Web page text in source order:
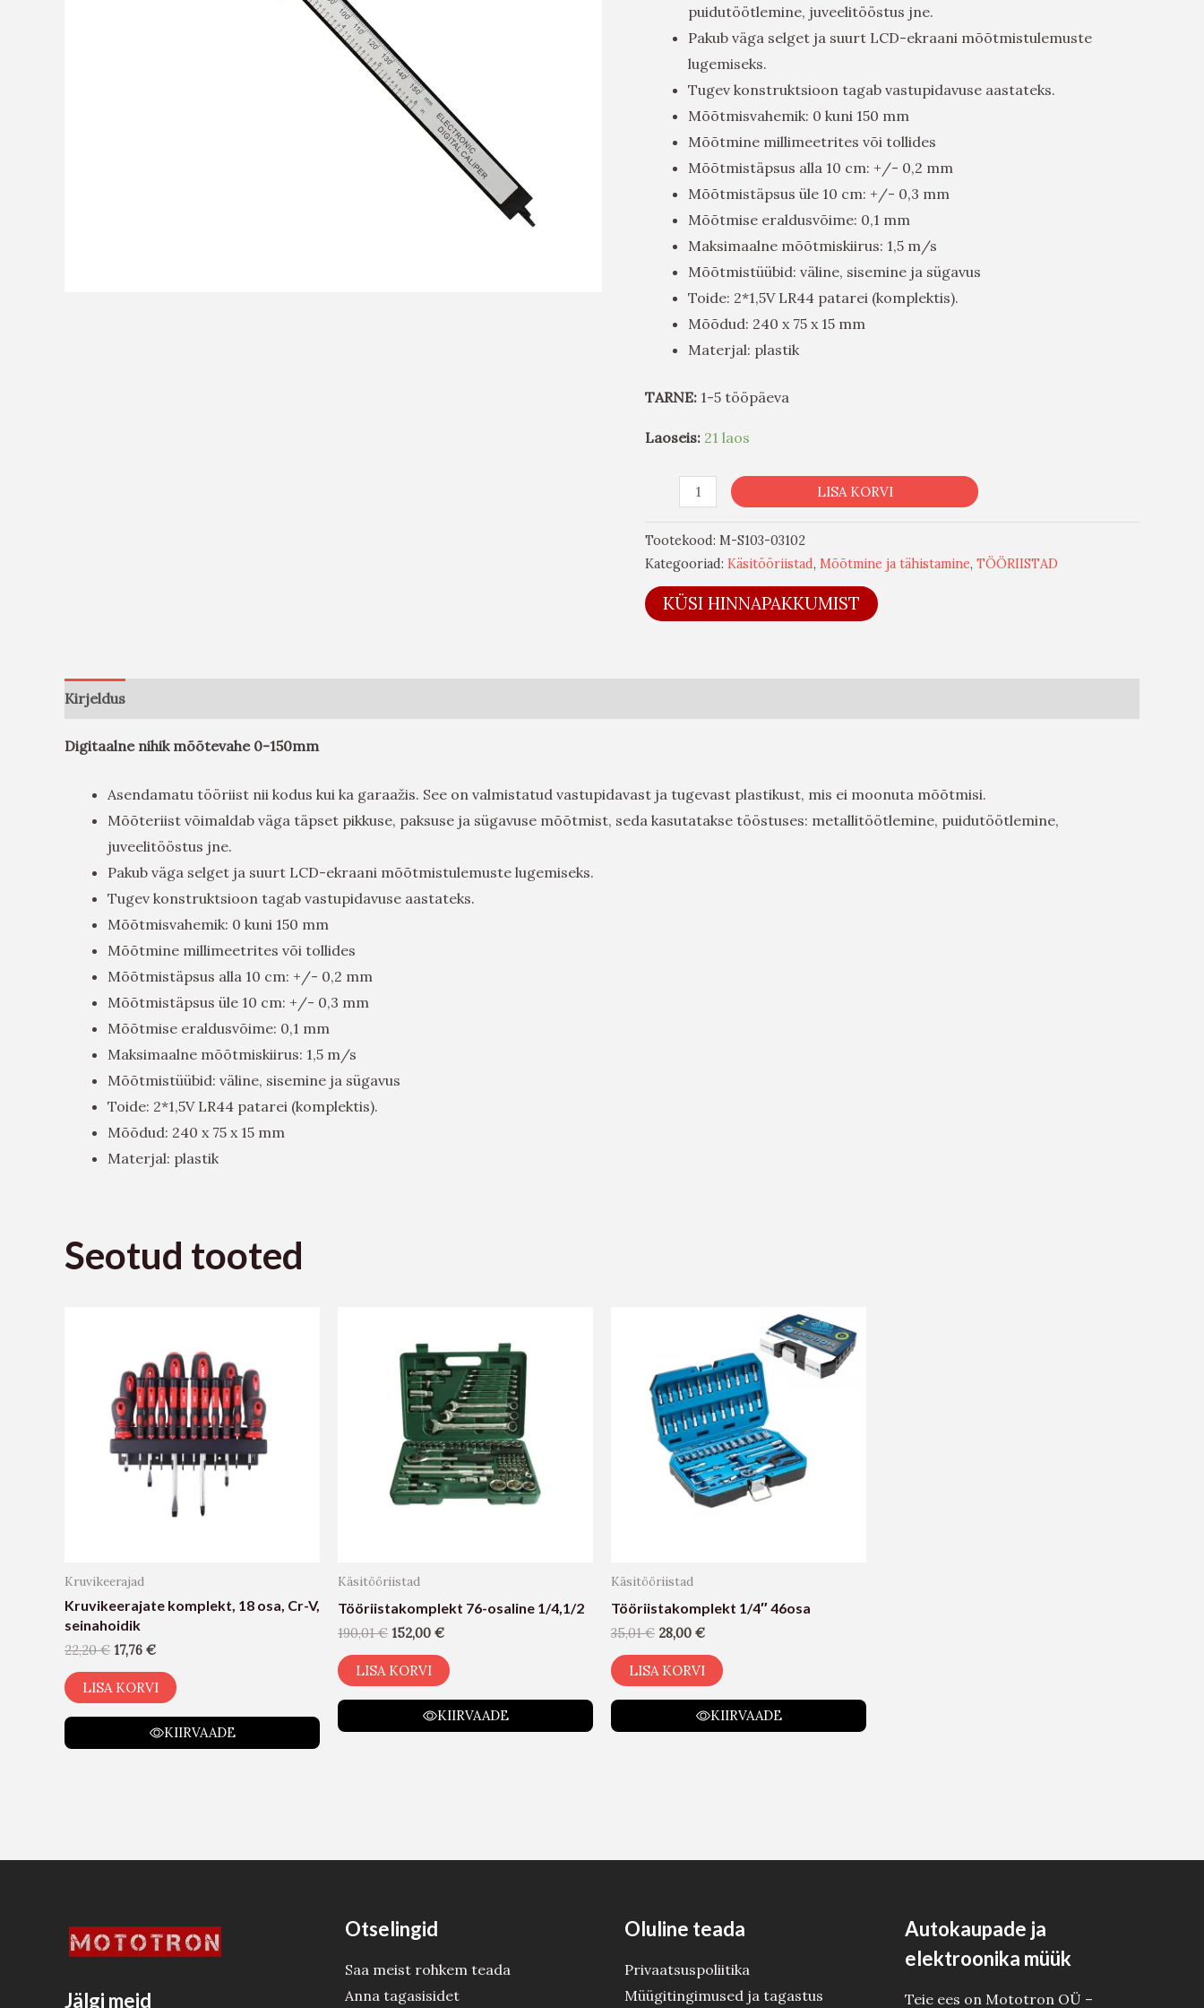
puidutöötlemine, juveelitööstus jne.
Pakub väga selget ja suurt LCD-ekraani mõõtmistulemuste
lugemiseks.
Tugev konstruktsioon tagab vastupidavuse aastateks.
Mõõtmisvahemik: 0 kuni 150 mm
Mõõtmine millimeetrites või tollides
Mõõtmistäpsus alla 10 cm: +/- 0,2 mm
Mõõtmistäpsus üle 10 cm: +/- 0,3 mm
Mõõtmise eraldusvõime: 0,1 mm
Maksimaalne mõõtmiskiirus: 1,5 m/s
Mõõtmistüübid: väline, sisemine ja sügavus
Toide: 2*1,5V LR44 patarei (komplektis).
Mõõdud: 240 x 75 x 15 mm
Materjal: plastik
TARNE: 1-5 tööpäeva
Laoseis: 21 laos
LISA KORVI
Tootekood: M-S103-03102
Kategooriad: Käsitööriistad, Mõõtmine ja tähistamine, TÖÖRIISTAD
KÜSI HINNAPAKKUMIST
Kirjeldus
Digitaalne nihik mõõtevahe 0-150mm
Asendamatu tööriist nii kodus kui ka garaažis. See on valmistatud vastupidavast ja tugevast plastikust, mis ei moonuta mõõtmisi.
Mõõteriist võimaldab väga täpset pikkuse, paksuse ja sügavuse mõõtmist, seda kasutatakse tööstuses: metallitöötlemine, puidutöötlemine,
juveelitööstus jne.
Pakub väga selget ja suurt LCD-ekraani mõõtmistulemuste lugemiseks.
Tugev konstruktsioon tagab vastupidavuse aastateks.
Mõõtmisvahemik: 0 kuni 150 mm
Mõõtmine millimeetrites või tollides
Mõõtmistäpsus alla 10 cm: +/- 0,2 mm
Mõõtmistäpsus üle 10 cm: +/- 0,3 mm
Mõõtmise eraldusvõime: 0,1 mm
Maksimaalne mõõtmiskiirus: 1,5 m/s
Mõõtmistüübid: väline, sisemine ja sügavus
Toide: 2*1,5V LR44 patarei (komplektis).
Mõõdud: 240 x 75 x 15 mm
Materjal: plastik
Seotud tooted
Kruvikeerajad
Kruvikeerajate komplekt, 18 osa, Cr-V,
seinahoidik
22,20€ 17,76 €
LISA KORVI
KIIRVAADE
Käsitööriistad
Tööriistakomplekt 76-osaline 1/4,1/2
190,01€ 152,00 €
LISA KORVI
KIIRVAADE
Käsitööriistad
Tööriistakomplekt 1/4″ 46osa
35,01€ 28,00 €
LISA KORVI
KIIRVAADE
Jälgi meid
Otselingid
Saa meist rohkem teada
Anna tagasisidet
Oluline teada
Privaatsuspoliitika
Müügitingimused ja tagastus
Autokaupade ja
elektroonika müük
Teie ees on Mototron OÜ –